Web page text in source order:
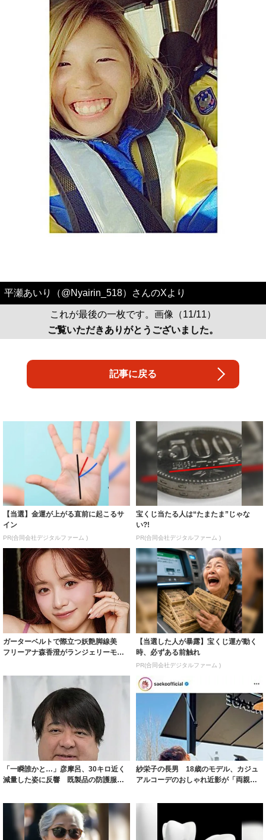
平瀬あいり（@Nyairin_518）さんのXより
これが最後の一枚です。画像（11/11）
ご覧いただきありがとうございました。
記事に戻る
【当選】金運が上がる直前に起こるサ
イン
PR(合同会社デジタルファーム )
宝くじ当たる人は“たまたま”じゃな
い?!
PR(合同会社デジタルファーム )
ガーターベルトで際立つ妖艶脚線美
フリーアナ森香澄がランジェリーモデ
【当選した人が暴露】宝くじ運が動く
時、必ずある前触れ
PR(合同会社デジタルファーム )
「一瞬誰かと…」彦摩呂、30キロ近く
減量した姿に反響 既製品の防護服が
紗栄子の長男 18歳のモデル、カジュ
アルコーデのおしゃれ近影が「両親の